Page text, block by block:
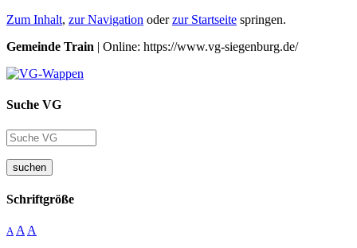
Zum Inhalt, zur Navigation oderzur Startseite springen.
Gemeinde Train | Online: https://www.vg-siegenburg.de/
Suche VG
suchen
Schriftgröße
A A A